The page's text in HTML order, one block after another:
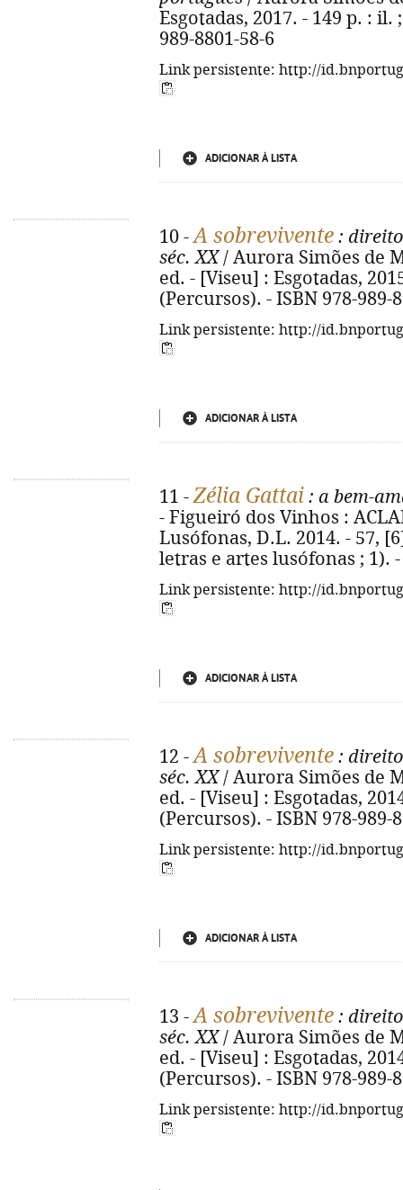
Esgotadas, 2017. - 149 p. : il.
989-8801-58-6
Link persistente: http://
ADICIONAR À LISTA
10 -A sobrevivente :
séc. XX/ Aurora Simões de
ed. - [Viseu] : Esgotadas,
(Percursos). - ISBN 978-989-
Link persistente: http://
ADICIONAR À LISTA
11 -Zélia Gattai : a bem-
- Figueiró dos Vinhos :
Lusófonas, D.L. 2014. - 57,
letras e artes lusófonas ; 1). -
Link persistente: http://
ADICIONAR À LISTA
12 -A sobrevivente :
séc. XX/ Aurora Simões de
ed. - [Viseu] : Esgotadas,
(Percursos). - ISBN 978-989-
Link persistente: http://
ADICIONAR À LISTA
13 -A sobrevivente :
séc. XX/ Aurora Simões de
ed. - [Viseu] : Esgotadas,
(Percursos). - ISBN 978-989-
Link persistente: http://